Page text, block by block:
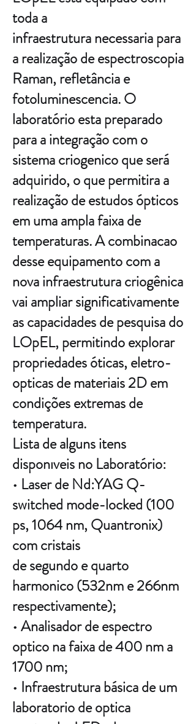
toda a
infraestrutura necessaria para
a realização de espectroscopia
Raman, refletância e
fotoluminescencia. O
laboratório esta preparado
para a integração com o
sistema criogenico que será
adquirido, o que permitira a
realização de estudos ópticos
em uma ampla faixa de
temperaturas. A combinacao
desse equipamento com a
nova infraestrutura criogênica
vai ampliar significativamente
as capacidades de pesquisa do
LOpEL, permitindo explorar
propriedades óticas, eletro-
opticas de materiais 2D em
condições extremas de
temperatura.
Lista de alguns itens
disponıveis no Laboratório:
• Laser de Nd:YAG Q-
switched mode-locked (100
ps, 1064 nm, Quantronix)
com cristais
de segundo e quarto
harmonico (532nm e 266nm
respectivamente);
• Analisador de espectro
optico na faixa de 400 nm a
1700 nm;
• Infraestrutura básica de um
laboratorio de optica